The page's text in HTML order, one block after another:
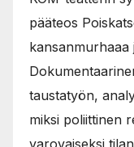
pääteos
kansanmurhaaa
taustatyön,
miksi poliittinen